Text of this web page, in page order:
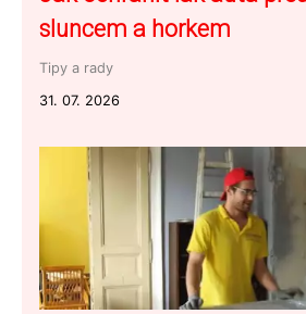
sluncem a horkem
Tipy a rady
31. 07. 2026